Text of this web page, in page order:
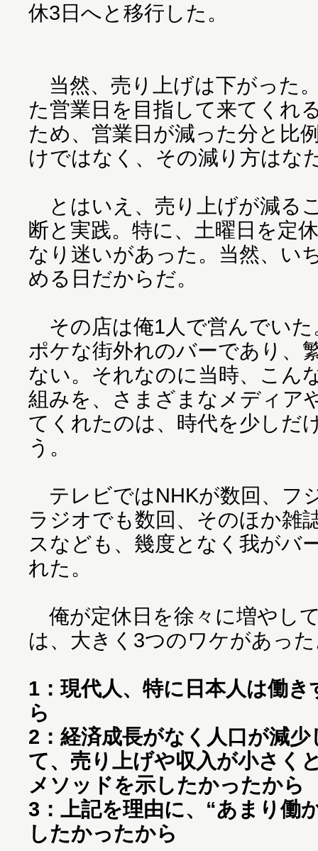
休3日へと移行した。
当然、売り上げは下がった
た営業日を目指して来てくれ
ため、営業日が減った分と比
けではなく、その減り方はな
とはいえ、売り上げが減る
断と実践。特に、土曜日を定
なり迷いがあった。当然、い
める日だからだ。
その店は俺1人で営んでい
ポケな街外れのバーであり、
ない。それなのに当時、こん
組みを、さまざまなメディア
てくれたのは、時代を少しだ
う。
テレビではNHKが数回、フ
ラジオでも数回、そのほか雑
スなども、幾度となく我がバ
れた。
俺が定休日を徐々に増やし
は、大きく3つのワケがあっ
1：現代人、特に日本人は働
ら
2：経済成長がなく人口が減
て、売り上げや収入が小さく
メソッドを示したかったから
3：上記を理由に、“あまり働
したかったから